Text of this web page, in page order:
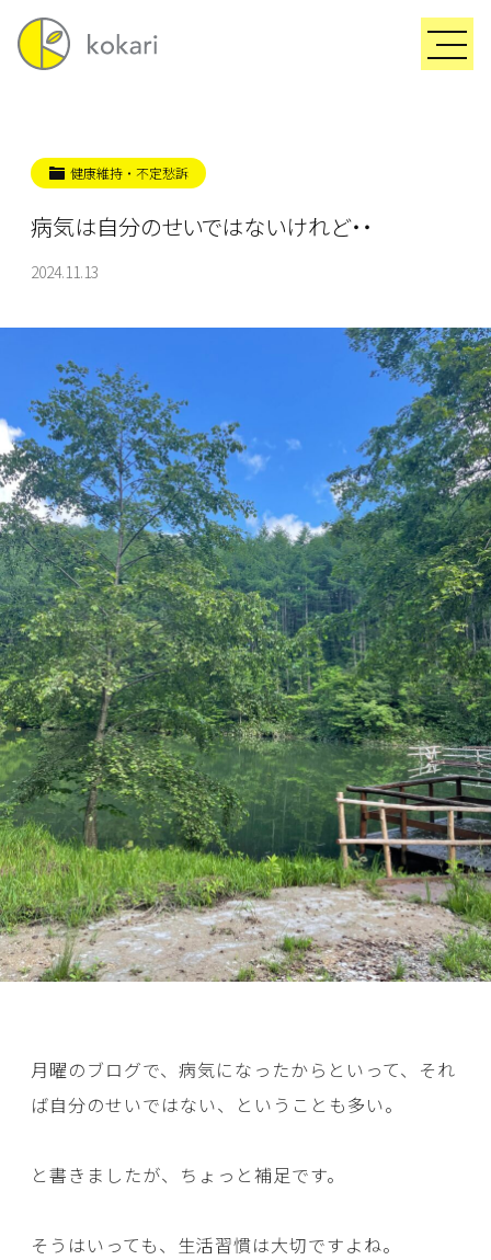
健康維持・不定愁訴
病気は自分のせいではないけれど・・
2024.11.13
月曜のブログで、病気になったからといって、それ
ば自分のせいではない、ということも多い。
と書きましたが、ちょっと補足です。
そうはいっても、生活習慣は大切ですよね。